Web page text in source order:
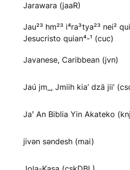
Jarawara (jaaR)
Jau²³ hm²³ i⁴ra³tya²³ nei²
Jesucristo quian⁴-¹ (cuc)
Javanese, Caribbean (jvn)
Jaú jm_, Jmiih kia’ dzä jii’
Jaꞌ An Biblia Yin Akateko
jivən səndesh (mai)